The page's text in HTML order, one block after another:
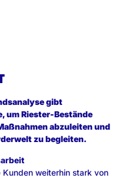
gibt
um Riester-Bestände
abzuleiten und
zu begleiten.
weiterhin stark von